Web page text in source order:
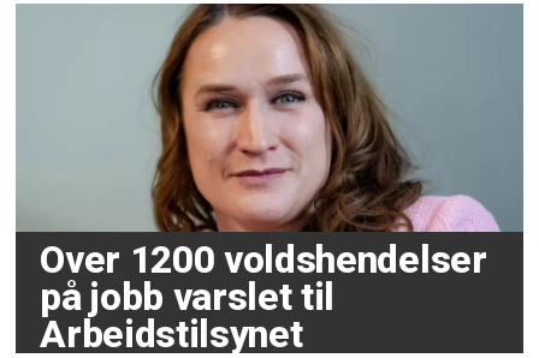
Over 1200 voldshendelser
på jobb varslet til
Arbeidstilsynet